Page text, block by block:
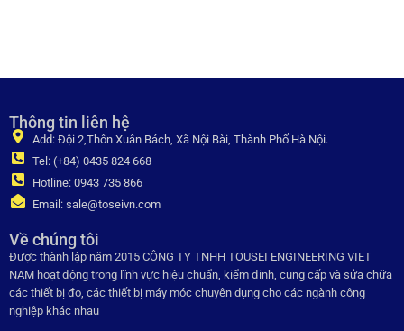
Thông tin liên hệ
Add: Đội 2,Thôn Xuân Bách, Xã Nội Bài, Thành Phố Hà Nội.
Tel: (+84) 0435 824 668
Hotline: 0943 735 866
Email: sale@toseivn.com
Về chúng tôi
Được thành lập năm 2015 CÔNG TY TNHH TOUSEI ENGINEERING VIET
NAM hoạt động trong lĩnh vực hiệu chuẩn, kiểm đinh, cung cấp và sửa chữa
các thiết bị đo, các thiết bị máy móc chuyên dụng cho các ngành công
nghiệp khác nhau